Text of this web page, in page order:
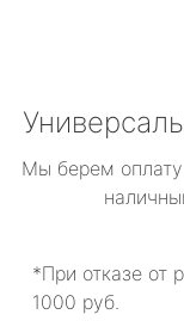
Мы берем
*При отказе от
1000 руб.